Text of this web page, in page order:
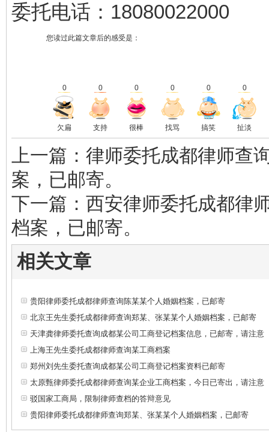
委托电话：18080022000
您读过此篇文章后的感受是：
0 0 0 0 0 0
欠扁 支持 很棒 找骂 搞笑 扯淡
上一篇：律师委托成都律师查
案，已邮寄。
下一篇：西安律师委托成都律
档案，已邮寄。
相关文章
贵阳律师委托成都律师查询陈某某个人婚姻档案，已邮寄
北京王先生委托成都律师查询郑某、张某某个人婚姻档案，已邮寄
天津龚律师委托查询成都某公司工商登记档案信息，已邮寄，请注意
上海王先生委托成都律师查询某工商档案
郑州刘先生委托查询成都某公司工商登记档案资料已邮寄
太原甄律师委托成都律师查询某企业工商档案，今日已寄出，请注意
驳国家工商局，限制律师查档的答辩意见
贵阳律师委托成都律师查询郑某、张某某个人婚姻档案，已邮寄